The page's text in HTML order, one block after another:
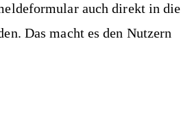
auch direkt in die
Das macht es den Nutzern